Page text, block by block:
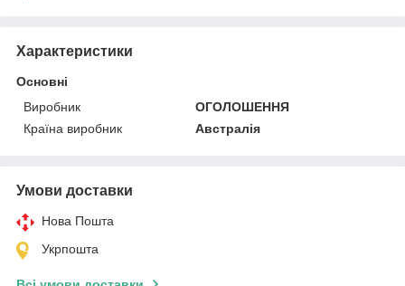
Характеристики
Основні
Виробник
ОГОЛОШЕННЯ
Країна виробник
Австралія
Умови доставки
Нова Пошта
Укрпошта